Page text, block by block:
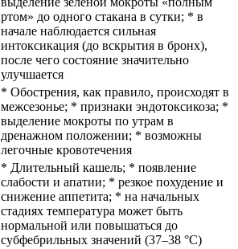
ртом» до одного стакана в сутки; * в
начале наблюдается сильная
интоксикация (до вскрытия в бронх),
после чего состояние значительно
улучшается
* Обострения, как правило, происходят в
межсезонье; * признаки эндотоксикоза; *
выделение мокроты по утрам в
дренажном положении; * возможны
легочные кровотечения
* Длительный кашель; * появление
слабости и апатии; * резкое похудение и
снижение аппетита; * на начальных
стадиях температура может быть
нормальной или повышаться до
субфебрильных значений (37–38 °C)